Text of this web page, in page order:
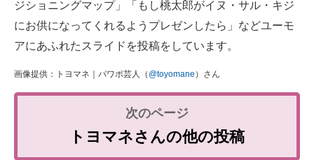
ジショニングマップ」「もし桃太郎がイヌ・サル・キジ
にお供になってくれるようプレゼンしたら」などユーモ
アにあふれたスライドを投稿をしています。
画像提供：トヨマネ｜パワポ芸人（ @toyomane ）さん
トヨマネさんの他の投稿